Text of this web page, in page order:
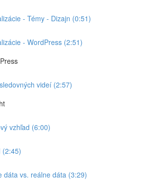
- Témy - Dizajn (0:51)
- WordPress (2:51)
videí (2:57)
vzhľad (6:00)
(2:45)
dáta vs. reálne dáta (3:29)